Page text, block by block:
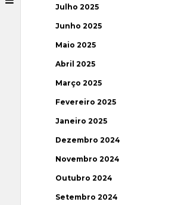
Julho 2025
Junho 2025
Maio 2025
Abril 2025
Março 2025
Fevereiro 2025
Janeiro 2025
Dezembro 2024
Novembro 2024
Outubro 2024
Setembro 2024